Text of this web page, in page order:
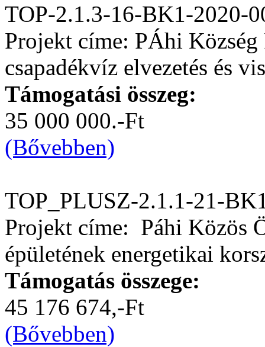
TOP-2.1.3-16-BK1-2020-
Projekt címe: PÁhi
csapadékvíz elvezetés és
Támogatási összeg:
35 000 000.-Ft
(Bővebben)
TOP_PLUSZ-2.1.1-21-
Projekt címe: Páhi Közös
épületének energetikai
Támogatás összege:
45 176 674,-Ft
(Bővebben)